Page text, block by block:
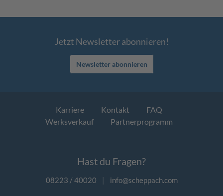
Jetzt Newsletter abonnieren!
Newsletter abonnieren
Karriere Kontakt
FAQ
Werksverkauf
Partnerprogramm
Hast du Fragen?
08223 / 40020 | info@scheppach.com